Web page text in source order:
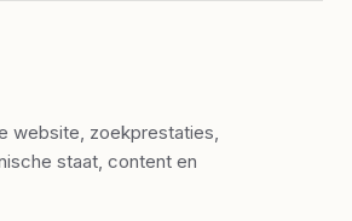
website, zoekprestaties,
staat, content en